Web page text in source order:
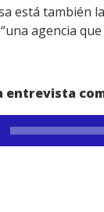
está también
agencia
entrevista